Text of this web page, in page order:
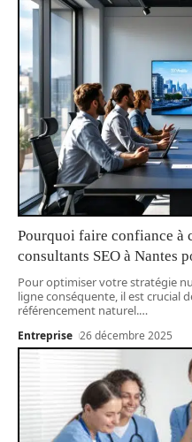
Pourquoi faire confiance à
consultants SEO à Nantes
Pour optimiser votre stratégie
ligne conséquente, il est crucial
référencement naturel.…
Entreprise 26 décembre 2025